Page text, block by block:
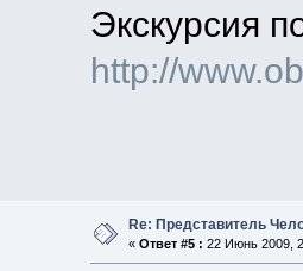
Экскурсия
http://
Re: Представитель
« Ответ #5 : 22 Июнь 2009,